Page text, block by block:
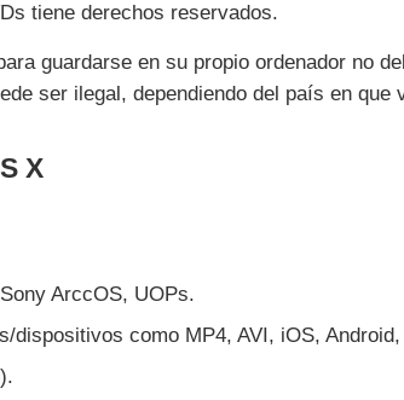
tiene derechos reservados.
guardarse en su propio ordenador no
ser ilegal, dependiendo del país en que
X
ArccOS, UOPs.
dispositivos como MP4, AVI, iOS,